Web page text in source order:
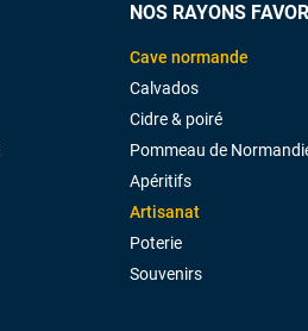
NOS RAYONS
Cave normande
Calvados
Cidre & poiré
Pommeau de
Apéritifs
Artisanat
Poterie
Souvenirs